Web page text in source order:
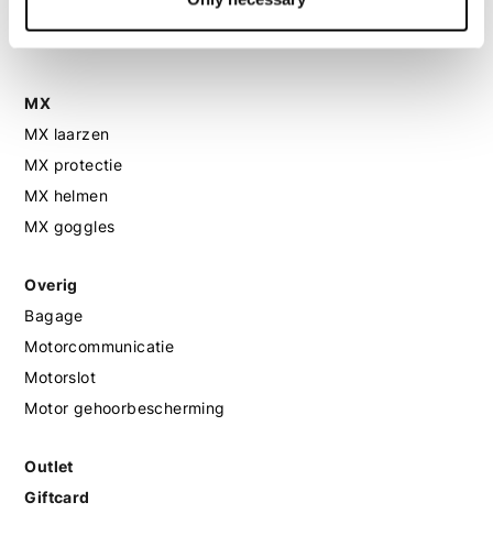
Motorschoenen dames
MX
MX laarzen
MX protectie
MX helmen
MX goggles
Overig
Bagage
Motorcommunicatie
Motorslot
Motor gehoorbescherming
Outlet
Giftcard